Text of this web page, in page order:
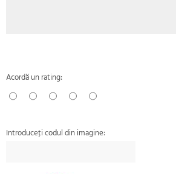
Acordă un rating:
Introduceţi codul din imagine: